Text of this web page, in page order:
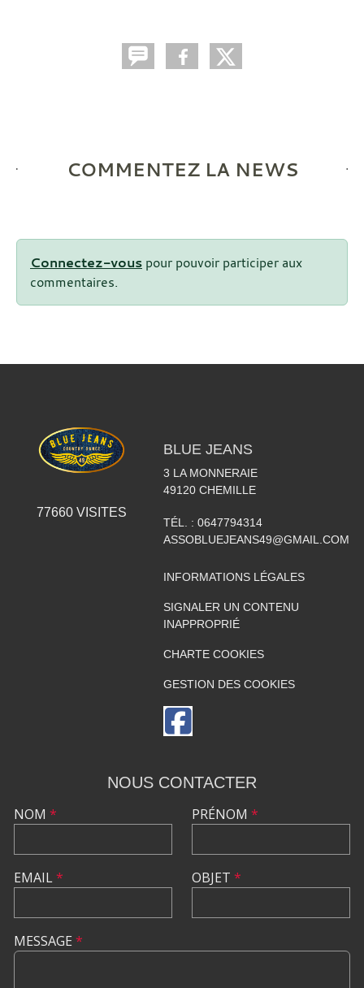
COMMENTEZ LA NEWS
Connectez-vous pour pouvoir participer aux
commentaires.
77660VISITES
BLUE JEANS
3 LA MONNERAIE
49120 CHEMILLE
TÉL. : 0647794314
ASSOBLUEJEANS49@GMAIL.COM
INFORMATIONS LÉGALES
SIGNALER UN CONTENU
INAPPROPRIÉ
CHARTE COOKIES
GESTION DES COOKIES
NOUS CONTACTER
NOM *
EMAIL*
PRÉNOM *
OBJET *
MESSAGE *